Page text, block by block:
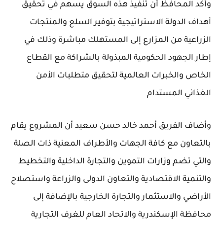
وأكد المحافظ أن تنفيذ هذه السوق يسهم في تحقيق
أهداف الدولة الاستراتيجية بتوفير السلع والمنتجات
الزراعية من المزارع إلى المستهلك مباشرة وذلك في
إطار الجهود الحكومية المبذولة بالشراكة مع القطاع
الخاص والخبرات العالمية لتحقيق متطلبات الأمن
الغذائي المستدام
وأضاف الفريق أحمد خالد حسن سعيد أن المشروع يقام
بالتعاون مع كافة الجهات والأطراف المعنية ذات الصلة
والتي تضم وزارات التموين والتجارة الداخلية والتخطيط
والتنمية الاقتصادية والتعاون الدولى والزراعة واستصلاح
الأراضي والاستثمار والتجارة الخارجية بالإضافة إلى
محافظة الإسكندرية والاتحاد العام للغرف التجارية